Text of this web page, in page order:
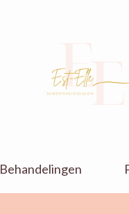
Verola &
Behandelingen